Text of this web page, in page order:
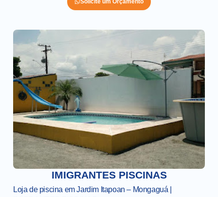
IMIGRANTES PISCINAS
Loja de piscina em Jardim Itapoan – Mongaguá |